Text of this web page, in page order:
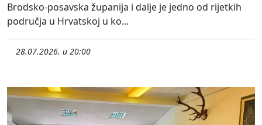
Brodsko-posavska županija i dalje je jedno od rijetkih
područja u Hrvatskoj u ko...
28.07.2026. u 20:00